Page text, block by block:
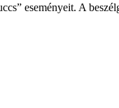
eseményeit. A